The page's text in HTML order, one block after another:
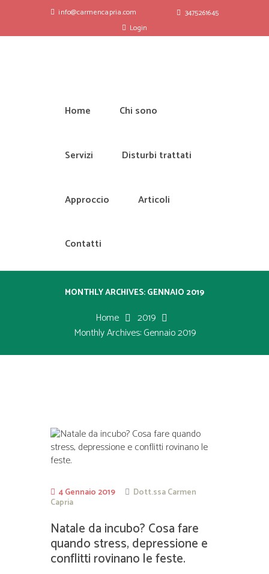
3475261645
info@carmencapria.com
Login
Home Chi sono
Servizi Disturbi trattati
Approccio Articoli
Contatti
MONTHLY ARCHIVES: GENNAIO 2019
Home
2019
Monthly Archives: Gennaio 2019
4 Gennaio 2019 Dott.ssa Carmen
Capria
Natale da incubo? Cosa fare
quando stress, depressione e
conflitti rovinano le feste.